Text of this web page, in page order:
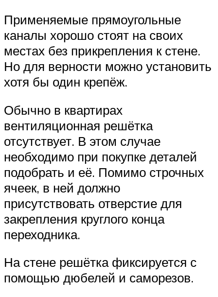
Применяемые прямоугольные
каналы хорошо стоят на своих
местах без прикрепления к стене.
Но для верности можно установить
хотя бы один крепёж.
Обычно в квартирах
вентиляционная решётка
отсутствует. В этом случае
необходимо при покупке деталей
подобрать и её. Помимо строчных
ячеек, в ней должно
присутствовать отверстие для
закрепления круглого конца
переходника.
На стене решётка фиксируется с
помощью дюбелей и саморезов.